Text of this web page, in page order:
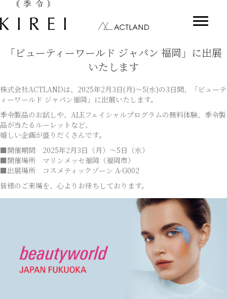
「ビューティーワールド ジャパン 福岡」に出展
いたします
株式会社ACTLANDは、2025年2月3日(月)～5(水)の3日間、「ビューテ
ィーワールド ジャパン福岡」に出展いたします。
季令製品のお試しや、ALEフェイシャルプログラムの無料体験、季令製
品が当たるルーレットなど、
嬉しい企画が盛りだくさんです。
■開催期間 2025年2月3日（月）～5日（水）
■開催場所 マリンメッセ福岡（福岡市）
■出展場所 コスメティックゾーン A-G002
皆様のご来場を、心よりお待ちしております。